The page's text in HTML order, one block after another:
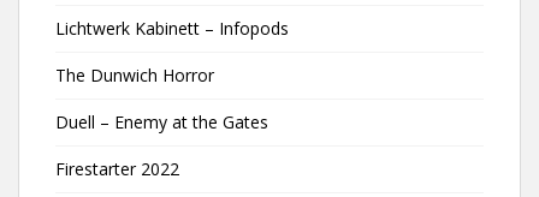
Lichtwerk Kabinett – Infopods
The Dunwich Horror
Duell – Enemy at the Gates
Firestarter 2022